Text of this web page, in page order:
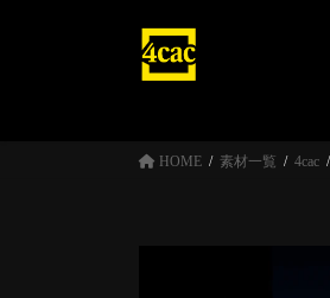
HOME 素材一覧 4cac